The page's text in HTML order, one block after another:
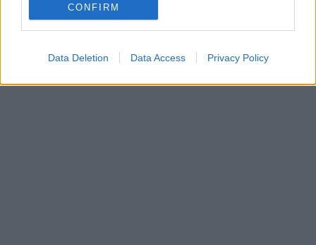
CONFIRM
Data Deletion Data Access Privacy Policy